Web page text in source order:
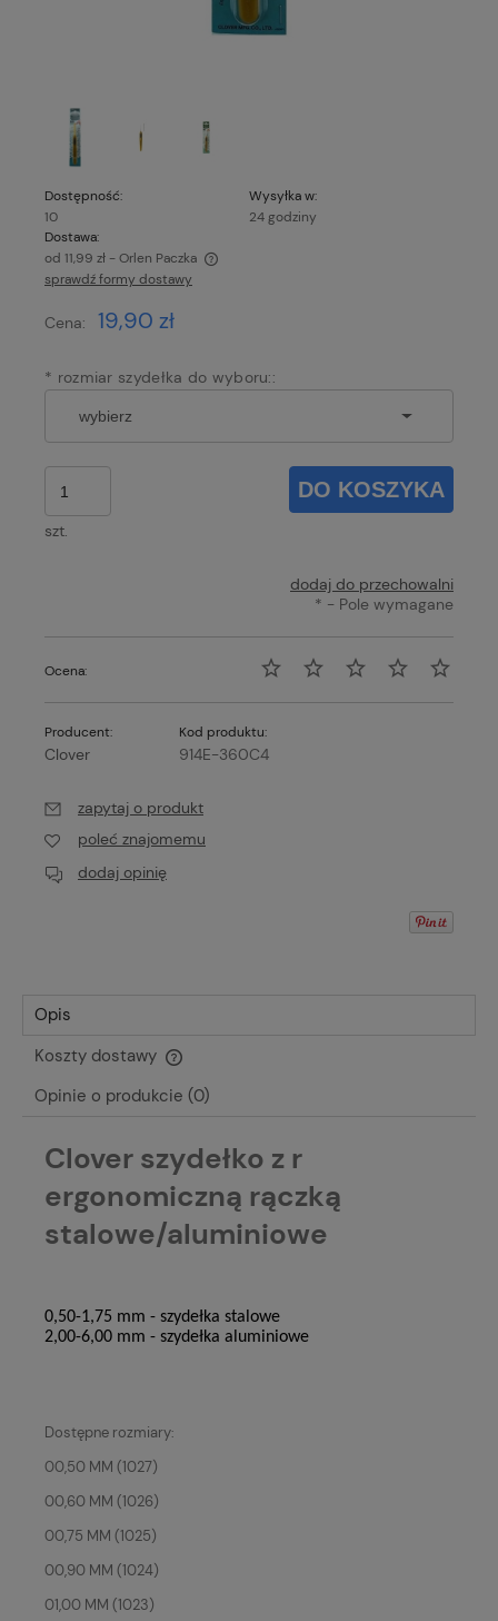
Dostępność:
10
Wysyłka w:
24 godziny
Dostawa:
od 11,99 zł - Orlen Paczka
Cena nie zawiera ewentualnych kosztów płatności
sprawdź formy dostawy
Cena: 19,90 zł
* rozmiar szydełka do wyboru::
szt.
DO KOSZYKA
dodaj do przechowalni
* - Pole wymagane
Ocena:
Producent:
Clover
Kod produktu:
914E-360C4
zapytaj o produkt
poleć znajomemu
dodaj opinię
Opis
Koszty dostawy
Cena nie zawiera ewentualnych kosztów płatności
Opinie o produkcie (0)
Clover szydełko z r
ergonomiczną rączką
stalowe/aluminiowe
0,50-1,75 mm - szydełka stalowe
2,00-6,00 mm - szydełka aluminiowe
Dostępne rozmiary:
00,50 MM (1027)
00,60 MM (1026)
00,75 MM (1025)
00,90 MM (1024)
01,00 MM (1023)